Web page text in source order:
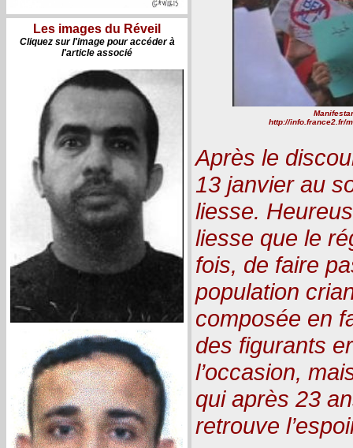
Les images du Réveil
Cliquez sur l'image pour accéder à
l'article associé
http://info.france2.fr/
Après le
13 janvier au
liesse.
liesse que le
fois, de faire
population
composée en
des figurants
l’occasion,
qui après 23
retrouve